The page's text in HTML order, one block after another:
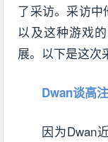
了采访。采访
以及这种游戏
展。以下是这次
Dwan谈高
因为Dwan